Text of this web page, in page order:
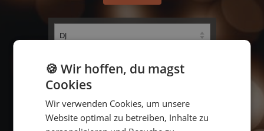
bis
🍪 Wir hoffen, du magst
Cookies
Wir verwenden Cookies, um unsere
Website optimal zu betreiben, Inhalte zu